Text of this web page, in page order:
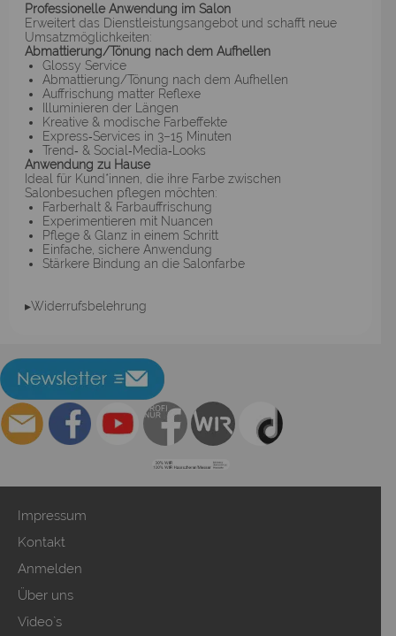
Professionelle Anwendung im Salon
Erweitert das Dienstleistungsangebot und schafft neue
Umsatzmöglichkeiten:
Abmattierung/Tönung nach dem Aufhellen
Glossy Service
Abmattierung/Tönung nach dem Aufhellen
Auffrischung matter Reflexe
Illuminieren der Längen
Kreative & modische Farbeffekte
Express‑Services in 3–15 Minuten
Trend‑ & Social‑Media‑Looks
Anwendung zu Hause
Ideal für Kund*innen, die ihre Farbe zwischen
Salonbesuchen pflegen möchten:
Farberhalt & Farbauffrischung
Experimentieren mit Nuancen
Pflege & Glanz in einem Schritt
Einfache, sichere Anwendung
Stärkere Bindung an die Salonfarbe
▸Widerrufsbelehrung
Impressum
Kontakt
Anmelden
Über uns
Video`s